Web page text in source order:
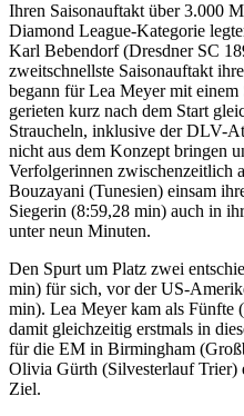
Ihren Saisonauftakt über 3.000
Diamond League-Kategorie
Karl Bebendorf (Dresdner SC
zweitschnellste Saisonauftakt
begann für Lea Meyer mit
gerieten kurz nach dem Start
Straucheln, inklusive der DLV-
nicht aus dem Konzept bringen
Verfolgerinnen zwischenzeitlich
Bouzayani (Tunesien) einsam
Siegerin (8:59,28 min) auch in
unter neun Minuten.
Den Spurt um Platz zwei
min) für sich, vor der US-
min). Lea Meyer kam als Fünfte
damit gleichzeitig erstmals in
für die EM in Birmingham
Olivia Gürth (Silvesterlauf Trier)
Ziel.